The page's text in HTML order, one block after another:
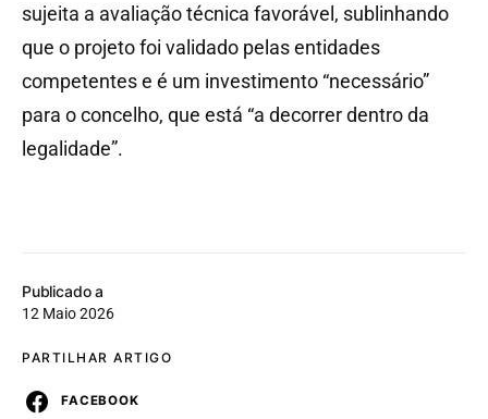
Publicado a
12 Maio 2026
PARTILHAR ARTIGO
FACEBOOK
sujeita a avaliação técnica favorável, sublinhando
que o projeto foi validado pelas entidades
competentes e é um investimento “necessário”
para o concelho, que está “a decorrer dentro da
legalidade”.